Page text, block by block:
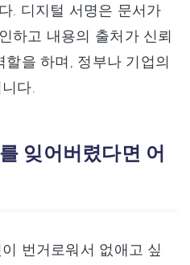
. 디지털 서명은 문서가
하고 내용의 출처가 신뢰
을 하며, 정부나 기업의
다.
잊어버렸다면 어
번거로워서 없애고 싶